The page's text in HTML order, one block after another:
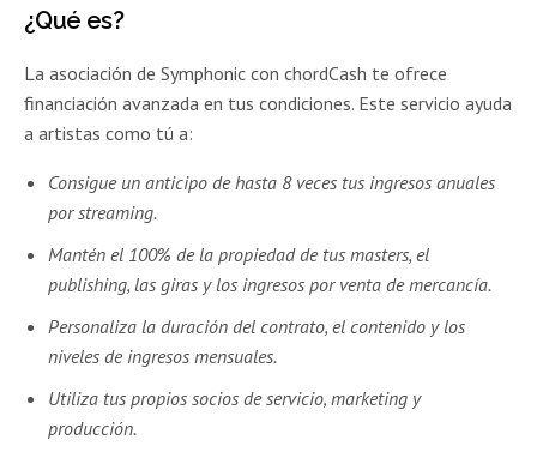
¿Qué es?
La asociación de Symphonic con chordCash te ofrece
financiación avanzada en tus condiciones. Este servicio ayuda
a artistas como tú a:
Consigue un anticipo de hasta 8 veces tus ingresos anuales
por streaming.
Mantén el 100% de la propiedad de tus masters, el
publishing, las giras y los ingresos por venta de mercancía.
Personaliza la duración del contrato, el contenido y los
niveles de ingresos mensuales.
Utiliza tus propios socios de servicio, marketing y
producción.